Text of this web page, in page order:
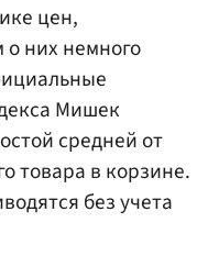
цен,
о них немного
Мишек
средней от
товара в корзине.
без учета